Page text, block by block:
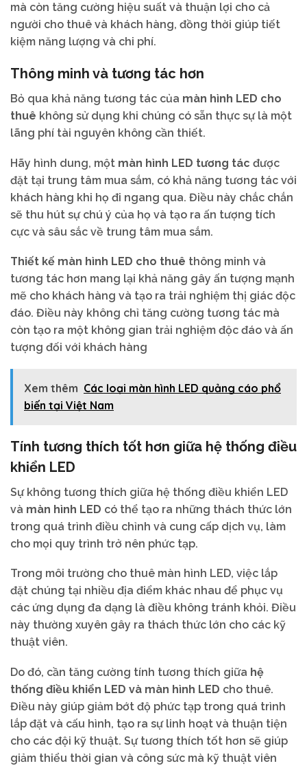
mà còn tăng cường hiệu suất và thuận lợi cho cả
người cho thuê và khách hàng, đồng thời giúp tiết
kiệm năng lượng và chi phí.
Thông minh và tương tác hơn
Bỏ qua khả năng tương tác của màn hình LED cho
thuê không sử dụng khi chúng có sẵn thực sự là một
lãng phí tài nguyên không cần thiết.
Hãy hình dung, một màn hình LED tương tác được
đặt tại trung tâm mua sắm, có khả năng tương tác với
khách hàng khi họ đi ngang qua. Điều này chắc chắn
sẽ thu hút sự chú ý của họ và tạo ra ấn tượng tích
cực và sâu sắc về trung tâm mua sắm.
Thiết kế màn hình LED cho thuê thông minh và
tương tác hơn mang lại khả năng gây ấn tượng mạnh
mẽ cho khách hàng và tạo ra trải nghiệm thị giác độc
đáo. Điều này không chỉ tăng cường tương tác mà
còn tạo ra một không gian trải nghiệm độc đáo và ấn
tượng đối với khách hàng
Xem thêm Các loại màn hình LED quảng cáo phổ
biến tại Việt Nam
Tính tương thích tốt hơn giữa hệ thống điều
khiển LED
Sự không tương thích giữa hệ thống điều khiển LED
và màn hình LED có thể tạo ra những thách thức lớn
trong quá trình điều chỉnh và cung cấp dịch vụ, làm
cho mọi quy trình trở nên phức tạp.
Trong môi trường cho thuê màn hình LED, việc lắp
đặt chúng tại nhiều địa điểm khác nhau để phục vụ
các ứng dụng đa dạng là điều không tránh khỏi. Điều
này thường xuyên gây ra thách thức lớn cho các kỹ
thuật viên.
Do đó, cần tăng cường tính tương thích giữa hệ
thống điều khiển LED và màn hình LED cho thuê.
Điều này giúp giảm bớt độ phức tạp trong quá trình
lắp đặt và cấu hình, tạo ra sự linh hoạt và thuận tiện
cho các đội kỹ thuật. Sự tương thích tốt hơn sẽ giúp
giảm thiểu thời gian và công sức mà kỹ thuật viên